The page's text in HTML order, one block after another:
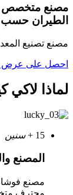
مصنع متخصص
الطيران
مصنع تصنيع
احصل على عرض
لماذا لاكي
15
+سنين
المصنع
مصنع
محترف